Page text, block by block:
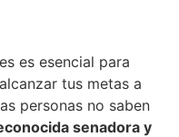
es esencial para
tus metas a
personas no saben
senadora y